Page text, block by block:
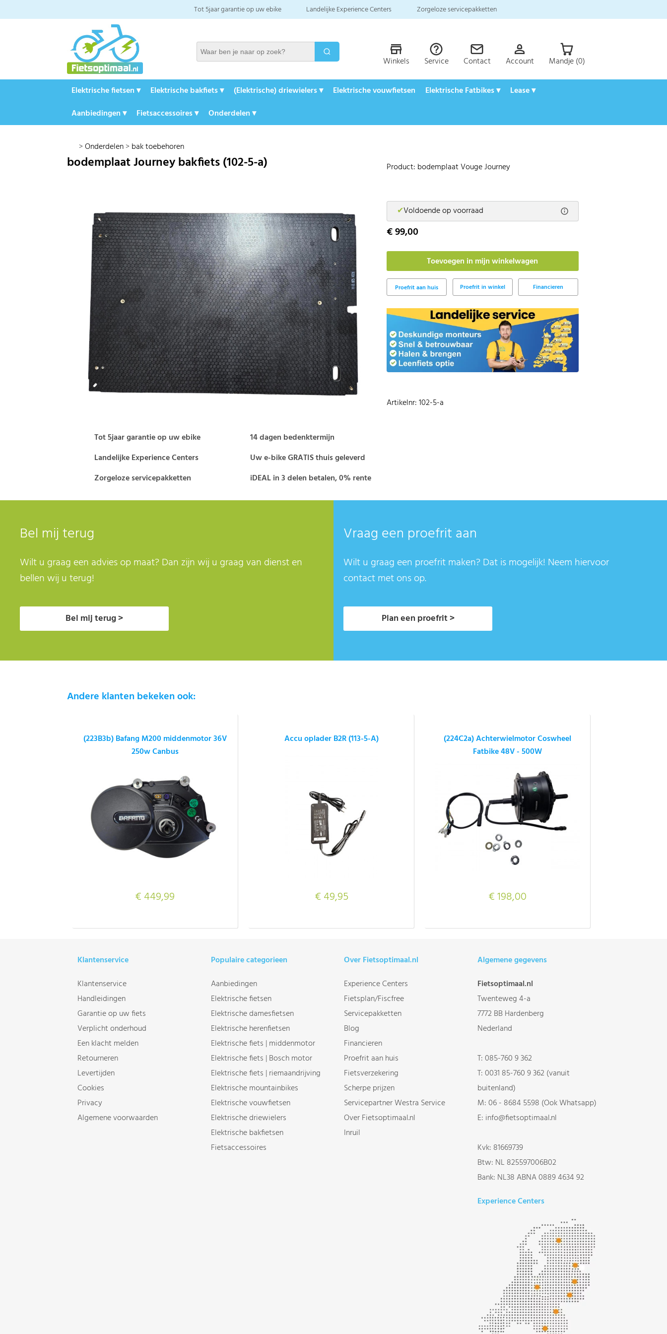
Tot 5jaar garantie op uw ebike Landelijke Experience Centers Zorgeloze servicepakketten
Winkels Service Contact Account Mandje (0)
Elektrische fietsen ▾ Elektrische bakfiets ▾ (Elektrische) driewielers ▾ Elektrische vouwfietsen Elektrische Fatbikes ▾
Lease ▾
Aanbiedingen ▾
Fietsaccessoires ▾ Onderdelen ▾
>Onderdelen>bak toebehoren
bodemplaat Journey bakfiets (102-5-a)
Tot 5jaar garantie op uw ebike
Landelijke Experience Centers
Zorgeloze servicepakketten
14 dagen bedenktermijn
Uw e-bike GRATIS thuis geleverd
iDEAL in 3 delen betalen, 0% rente
Product: bodemplaat Vouge Journey
✔Voldoende op voorraad
€ 99,00
Proefrit in winkel Financieren
Artikelnr: 102-5-a
Bel mij terug
Wilt u graag een advies op maat? Dan zijn wij u graag van dienst en
bellen wij u terug!
Bel mij terug >
Vraag een proefrit aan
Wilt u graag een proefrit maken? Dat is mogelijk! Neem hiervoor
contact met ons op.
Plan een proefrit >
Andere klanten bekeken ook:
(223B3b) Bafang M200 middenmotor 36V
250w Canbus
€ 449,99
Accu oplader B2R (113-5-A)
€ 49,95
(224C2a) Achterwielmotor Coswheel
Fatbike 48V - 500W
€ 198,00
Klantenservice
Klantenservice
Handleidingen
Garantie op uw fiets
Verplicht onderhoud
Een klacht melden
Retourneren
Levertijden
Cookies
Privacy
Algemene voorwaarden
Populaire categorieen
Aanbiedingen
Elektrische fietsen
Elektrische damesfietsen
Elektrische herenfietsen
Elektrische fiets | middenmotor
Elektrische fiets | Bosch motor
Elektrische fiets | riemaandrijving
Elektrische mountainbikes
Elektrische vouwfietsen
Elektrische driewielers
Elektrische bakfietsen
Fietsaccessoires
Over Fietsoptimaal.nl
Experience Centers
Fietsplan/Fiscfree
Servicepakketten
Blog
Financieren
Proefrit aan huis
Fietsverzekering
Scherpe prijzen
Servicepartner Westra Service
Over Fietsoptimaal.nl
Inruil
Algemene gegevens
Fietsoptimaal.nl
Twenteweg 4-a
7772 BB Hardenberg
Nederland
T:085-760 9 362
T:0031 85-760 9 362 (vanuit
buitenland)
M:06 - 8684 5598 (Ook Whatsapp)
E: info@fietsoptimaal.nl
Kvk: 81669739
Btw: NL 825597006B02
Bank: NL38 ABNA 0889 4634 92
Experience Centers